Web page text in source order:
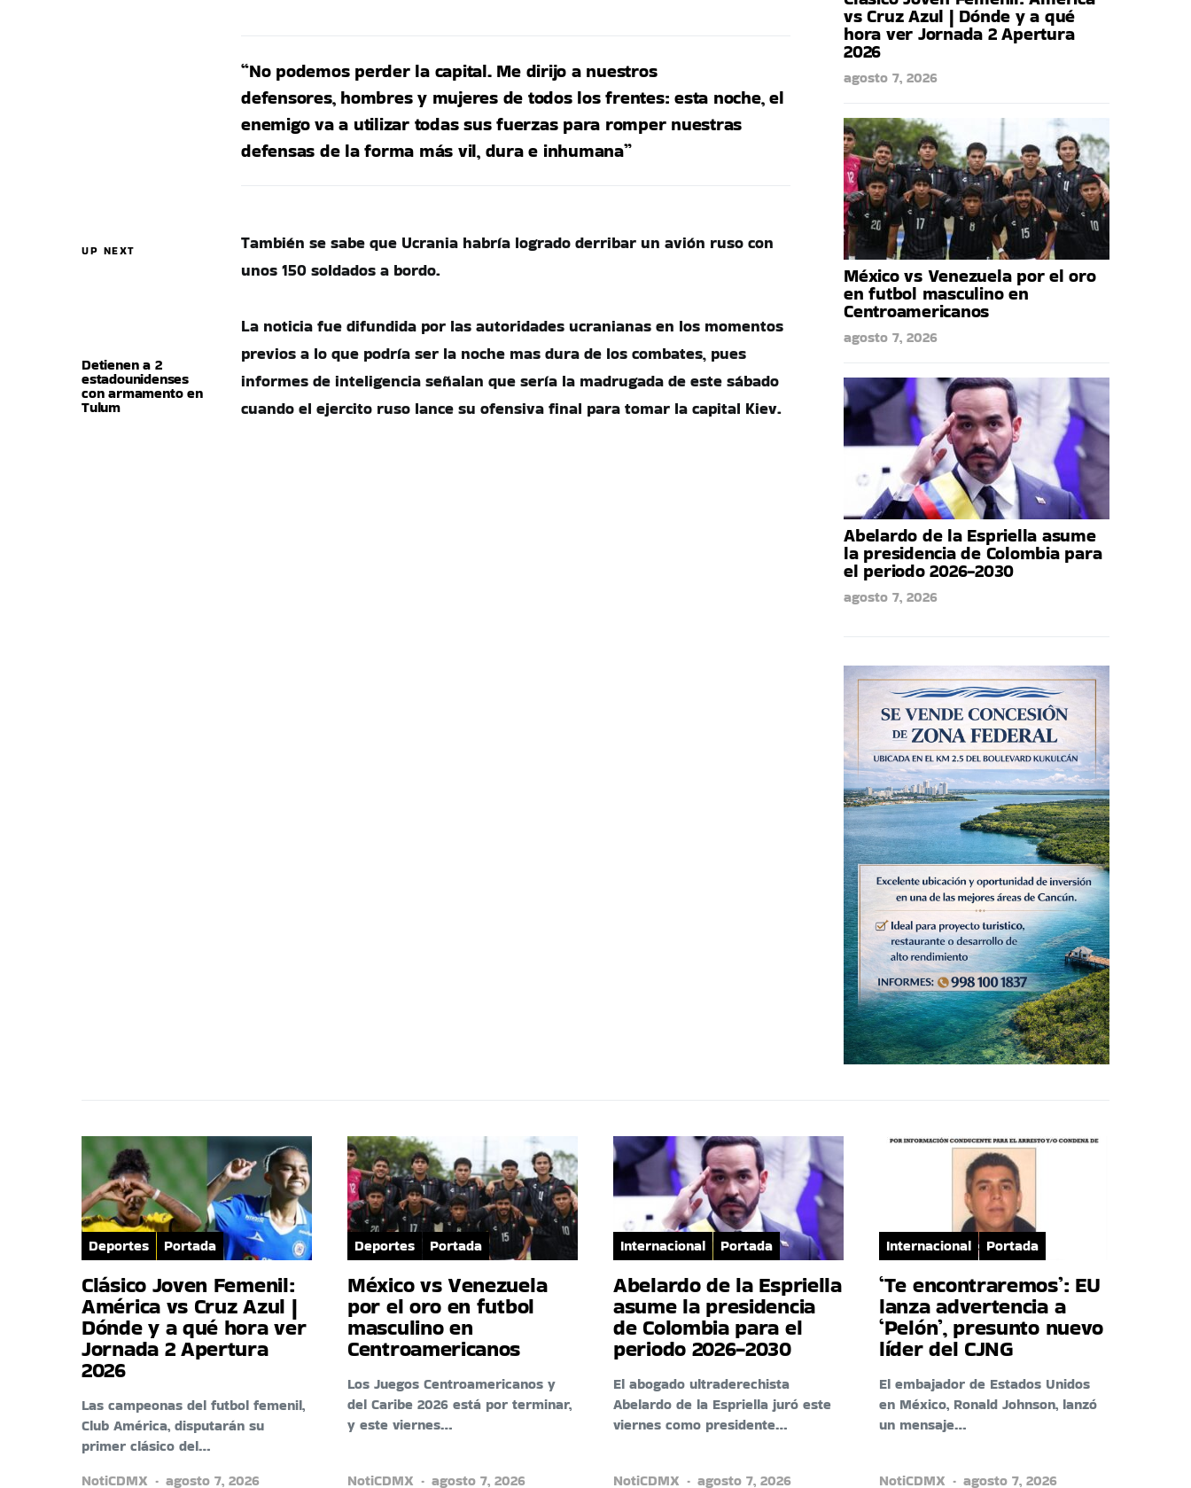
UP NEXT
Detienen a 2
estadounidenses
con armamento en
Tulum
“No podemos perder la capital. Me dirijo a nuestros
defensores, hombres y mujeres de todos los frentes: esta noche, el
enemigo va a utilizar todas sus fuerzas para romper nuestras
defensas de la forma más vil, dura e inhumana”
También se sabe que Ucrania habría logrado derribar un avión ruso con
unos 150 soldados a bordo.
La noticia fue difundida por las autoridades ucranianas en los momentos
previos a lo que podría ser la noche mas dura de los combates, pues
informes de inteligencia señalan que sería la madrugada de este sábado
cuando el ejercito ruso lance su ofensiva final para tomar la capital Kiev.
vs Cruz Azul | Dónde y a qué
hora ver Jornada 2 Apertura
2026
agosto 7, 2026
México vs Venezuela por el oro
en futbol masculino en
Centroamericanos
agosto 7, 2026
Abelardo de la Espriella asume
la presidencia de Colombia para
el periodo 2026-2030
agosto 7, 2026
Deportes Portada
Clásico Joven Femenil:
América vs Cruz Azul |
Dónde y a qué hora ver
Jornada 2 Apertura
2026
Las campeonas del futbol femenil,
Club América, disputarán su
primer clásico del…
NotiCDMX
agosto 7, 2026
Deportes Portada
México vs Venezuela
por el oro en futbol
masculino en
Centroamericanos
Los Juegos Centroamericanos y
del Caribe 2026 está por terminar,
y este viernes…
NotiCDMX agosto 7, 2026
Internacional Portada
Abelardo de la Espriella
asume la presidencia
de Colombia para el
periodo 2026-2030
El abogado ultraderechista
Abelardo de la Espriella juró este
viernes como presidente…
NotiCDMX agosto 7, 2026
Internacional Portada
‘Te encontraremos’: EU
lanza advertencia a
‘Pelón’, presunto nuevo
líder del CJNG
El embajador de Estados Unidos
en México, Ronald Johnson, lanzó
un mensaje…
NotiCDMX agosto 7, 2026